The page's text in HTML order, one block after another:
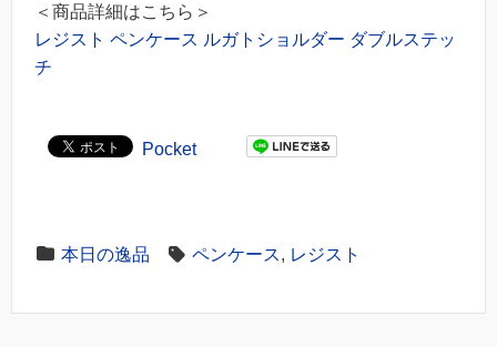
＜商品詳細はこちら＞
レジスト ペンケース ルガトショルダー ダブルステッ
チ
Pocket
本日の逸品 ペンケース, レジスト